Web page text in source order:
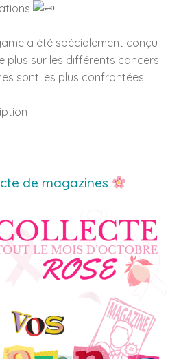
a été spécialement conçu
plus sur les différents cancers
sont les plus confrontées.
de magazines